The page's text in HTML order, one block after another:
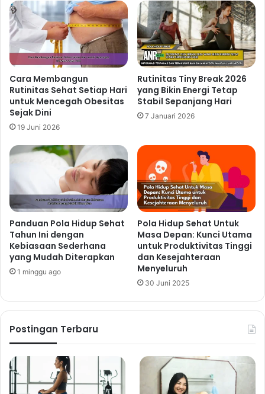
Cara Membangun
Rutinitas Sehat Setiap Hari
untuk Mencegah Obesitas
Sejak Dini
19 Juni 2026
Rutinitas Tiny Break 2026
yang Bikin Energi Tetap
Stabil Sepanjang Hari
7 Januari 2026
Panduan Pola Hidup Sehat
Tahun Ini dengan
Kebiasaan Sederhana
yang Mudah Diterapkan
1 minggu ago
Pola Hidup Sehat Untuk
Masa Depan: Kunci Utama
untuk Produktivitas Tinggi
dan Kesejahteraan
Menyeluruh
30 Juni 2025
Postingan Terbaru